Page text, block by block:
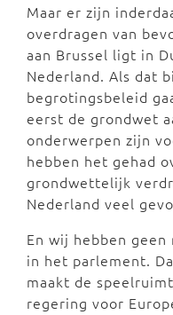
Maar er zijn
overdragen van
aan Brussel ligt in
Nederland. Als dat
begrotingsbeleid
eerst de grondwet
onderwerpen zijn
hebben het gehad
grondwettelijk
Nederland veel
En wij hebben
in het parlement.
maakt de
regering voor